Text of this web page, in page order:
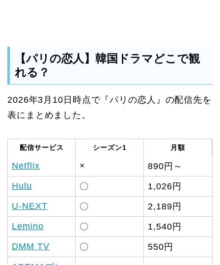
【パリの恋人】韓国ドラマどこで観
れる？
2026年3月10日時点で『パリの恋人』の配信先を
表にまとめました。
配信サービス シーズン1 月額
Netflix ×
890円～
Hulu
〇
1,026円
U-NEXT
〇
2,189円
Lemino
〇
1,540円
DMM TV
〇 550円